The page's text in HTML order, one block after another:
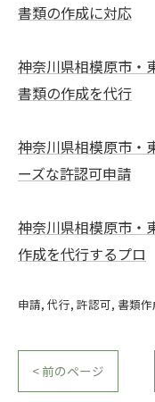
書類の作成に対応
神奈川県相模原市・
書類の作成を代行
神奈川県相模原市・
ーズな許認可申請
神奈川県相模原市・
作成を代行するプロ
申請 代行 許認可 書類作
< 前のページ